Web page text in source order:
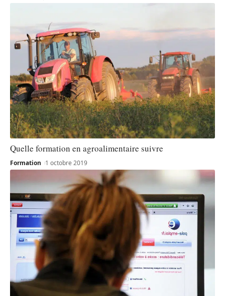
Quelle formation en agroalimentaire suivre
Formation 1 octobre 2019